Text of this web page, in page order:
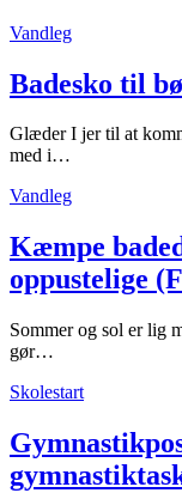
Vandleg
Badesko til
Glæder I jer til at
med i…
Vandleg
Kæmpe
oppustelige
Sommer og sol er lig
gør…
Skolestart